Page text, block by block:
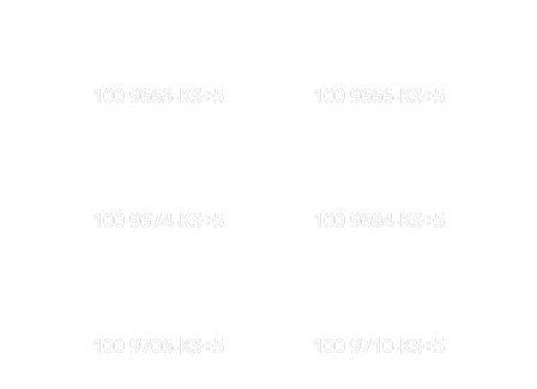
100 9663-KS+5 100 9666-KS+5
100 9674-KS+5 100 9694-KS+5
100 9706-KS+5 100 9710-KS+5